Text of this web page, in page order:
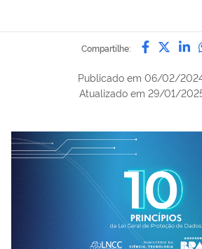
Compartilhe:
Publicado em 06/02/
Atualizado em 29/01/